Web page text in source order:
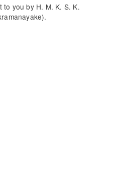
to you by H. M. K. S. K.